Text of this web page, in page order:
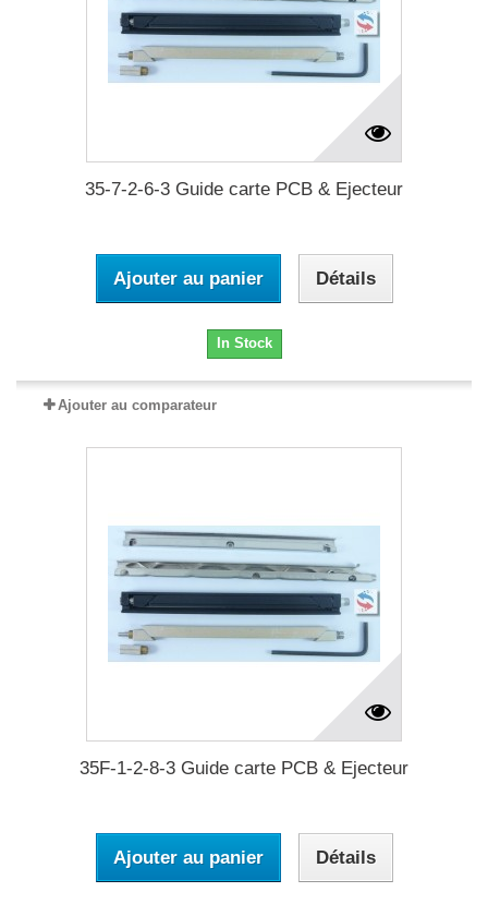
35-7-2-6-3 Guide carte PCB & Ejecteur
Ajouter au panier Détails
In Stock
Ajouter au comparateur
35F-1-2-8-3 Guide carte PCB & Ejecteur
Ajouter au panier Détails